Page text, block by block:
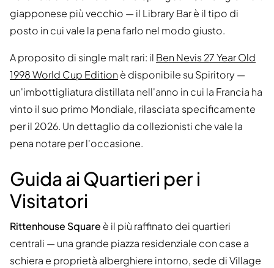
giapponese più vecchio — il Library Bar è il tipo di
posto in cui vale la pena farlo nel modo giusto.
A proposito di single malt rari: il Ben Nevis 27 Year Old
1998 World Cup Edition è disponibile su Spiritory —
un'imbottigliatura distillata nell'anno in cui la Francia ha
vinto il suo primo Mondiale, rilasciata specificamente
per il 2026. Un dettaglio da collezionisti che vale la
pena notare per l'occasione.
Guida ai Quartieri per i
Visitatori
Rittenhouse Square è il più raffinato dei quartieri
centrali — una grande piazza residenziale con case a
schiera e proprietà alberghiere intorno, sede di Village